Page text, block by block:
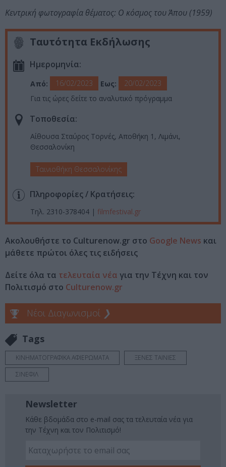
Κεντρική φωτογραφία θέματος: Ο κόσμος του Άπου (1959)
Ταυτότητα Εκδήλωσης
Ημερομηνία:
Από: 16/02/2023 Εως:
20/02/2023
Για τις ώρες δείτε το αναλυτικό πρόγραμμα
Τοποθεσία:
Αίθουσα Σταύρος Τορνές, Αποθήκη 1, Λιμάνι,
Θεσσαλονίκη
Ταινιοθήκη Θεσσαλονίκης
Πληροφορίες / Κρατήσεις:
Τηλ. 2310-378404 | filmfestival.gr
Ακολουθήστε το Culturenow.gr στο Google News και
μάθετε πρώτοι όλες τις ειδήσεις
Δείτε όλα τα τελευταία νέα για την Τέχνη και τον
Πολιτισμό στο Culturenow.gr
Νέοι Διαγωνισμοί ❯
Tags
ΚΙΝΗΜΑΤΟΓΡΑΦΙΚΑ ΑΦΙΕΡΩΜΑΤΑ
ΞΕΝΕΣ ΤΑΙΝΙΕΣ
ΣΙΝΕΦΙΛ
Newsletter
Κάθε βδομάδα στο e-mail σας τα τελευταία νέα για
την Τέχνη και τον Πολιτισμό!